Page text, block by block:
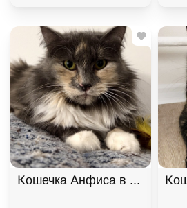
Кошечка Анфиса в добрые